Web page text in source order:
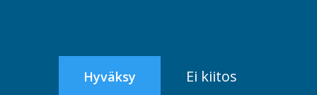
Hyväksy Ei kiitos